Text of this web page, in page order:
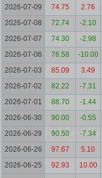
2026-07-09
74.75 2.76
2026-07-08
72.74 -2.10
2026-07-07
74.30 -2.98
2026-07-06
76.58 -10.00
2026-07-03
85.09 3.49
2026-07-02
82.22 -7.31
2026-07-01
88.70 -1.44
2026-06-30
90.00 -0.55
2026-06-29
90.50 -7.34
2026-06-26
97.67 5.10
2026-06-25
92.93 10.00